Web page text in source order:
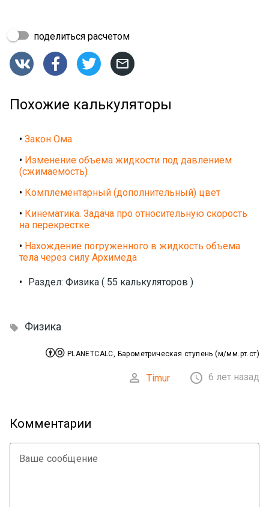
поделиться расчетом
   
Похожие калькуляторы
• Закон Ома
• Изменение объема жидкости под давлением
(сжимаемость)
• Комплементарный (дополнительный) цвет
• Кинематика. Задача про относительную скорость
на перекрестке
• Нахождение погруженного в жидкость объема
тела через силу Архимеда
• Раздел: Физика ( 55 калькуляторов )
 Физика
 PLANETCALC, Барометрическая ступень (м/мм.рт.ст)
 Timur  6 лет назад
Комментарии
Ваше сообщение